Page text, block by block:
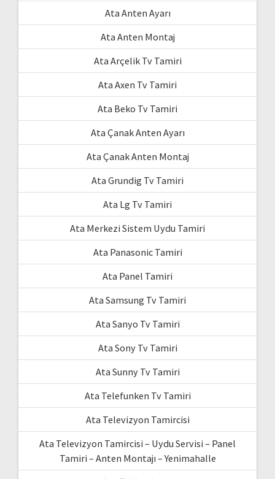
Ata Anten Ayarı
Ata Anten Montaj
Ata Arçelik Tv Tamiri
Ata Axen Tv Tamiri
Ata Beko Tv Tamiri
Ata Çanak Anten Ayarı
Ata Çanak Anten Montaj
Ata Grundig Tv Tamiri
Ata Lg Tv Tamiri
Ata Merkezi Sistem Uydu Tamiri
Ata Panasonic Tamiri
Ata Panel Tamiri
Ata Samsung Tv Tamiri
Ata Sanyo Tv Tamiri
Ata Sony Tv Tamiri
Ata Sunny Tv Tamiri
Ata Telefunken Tv Tamiri
Ata Televizyon Tamircisi
Ata Televizyon Tamircisi – Uydu Servisi – Panel
Tamiri – Anten Montajı – Yenimahalle